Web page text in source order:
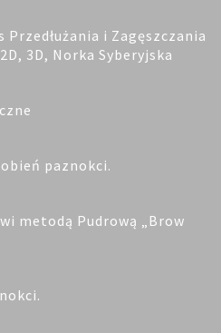
i Zagęszczania
3D, Norka Syberyjska
paznokci.
metodą Pudrową „Brow